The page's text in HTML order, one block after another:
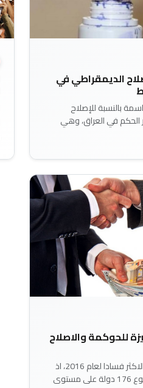
الديمقراطي في
بالنسبة للإصلاح
في العراق، وهي
بين جميع القوى
على مصالحها العامة
للحوكمة والاصلاح
العراق ضمن الدول العشر الاكثر فسادا لعام 2016، اذ
احتل التسلل 166 من مجموع 176 دولة على مستوى